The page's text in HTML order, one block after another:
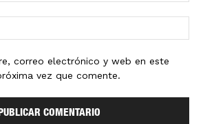
correo electrónico y web en este
vez que comente.